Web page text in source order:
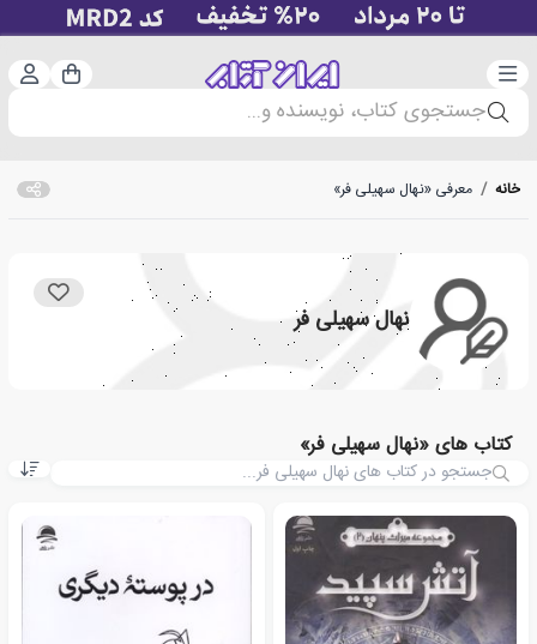
دسته‌بندی سبد
جستجوی کتاب، نویسنده و...
خانه / معرفی «نهال سهیلی فر»
نهال سهیلی فر
کتاب های «نهال سهیلی فر»